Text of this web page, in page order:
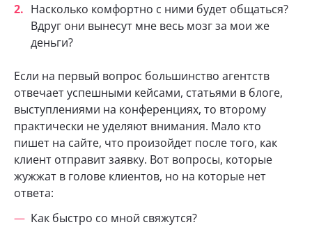
Насколько комфортно с ними будет общаться?
Вдруг они вынесут мне весь мозг за мои же
деньги?
Если на первый вопрос большинство агентств
отвечает успешными кейсами, статьями в блоге,
выступлениями на конференциях, то второму
практически не уделяют внимания. Мало кто
пишет на сайте, что произойдет после того, как
клиент отправит заявку. Вот вопросы, которые
жужжат в голове клиентов, но на которые нет
ответа:
Как быстро со мной свяжутся?